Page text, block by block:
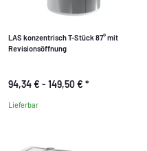
LAS konzentrisch T-Stück 87° mit
Revisionsöffnung
94,34 € -149,50 € *
Lieferbar